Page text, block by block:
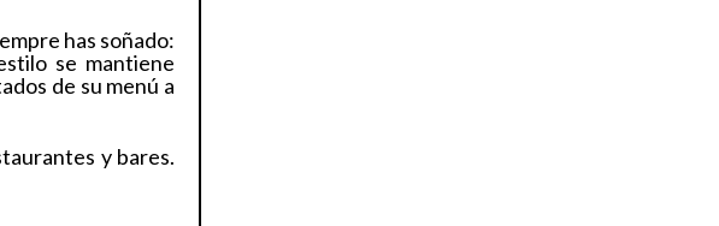
has soñado:
se mantiene
de su menú a
y bares.